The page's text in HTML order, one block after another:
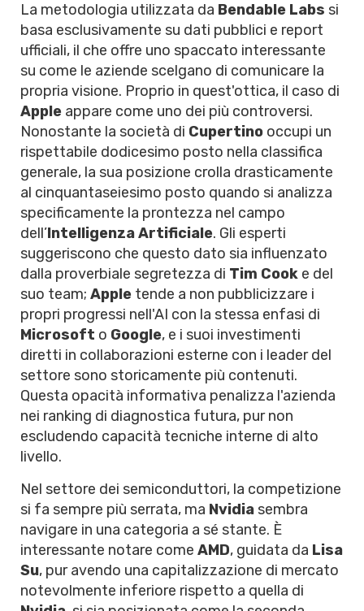
La metodologia utilizzata da Bendable Labs si
basa esclusivamente su dati pubblici e report
ufficiali, il che offre uno spaccato interessante
su come le aziende scelgano di comunicare la
propria visione. Proprio in quest'ottica, il caso di
Apple appare come uno dei più controversi.
Nonostante la società di Cupertino occupi un
rispettabile dodicesimo posto nella classifica
generale, la sua posizione crolla drasticamente
al cinquantaseiesimo posto quando si analizza
specificamente la prontezza nel campo
dell’Intelligenza Artificiale. Gli esperti
suggeriscono che questo dato sia influenzato
dalla proverbiale segretezza di Tim Cook e del
suo team; Apple tende a non pubblicizzare i
propri progressi nell'AI con la stessa enfasi di
Microsoft o Google, e i suoi investimenti
diretti in collaborazioni esterne con i leader del
settore sono storicamente più contenuti.
Questa opacità informativa penalizza l'azienda
nei ranking di diagnostica futura, pur non
escludendo capacità tecniche interne di alto
livello.
Nel settore dei semiconduttori, la competizione
si fa sempre più serrata, ma Nvidia sembra
navigare in una categoria a sé stante. È
interessante notare come AMD, guidata da Lisa
Su, pur avendo una capitalizzazione di mercato
notevolmente inferiore rispetto a quella di